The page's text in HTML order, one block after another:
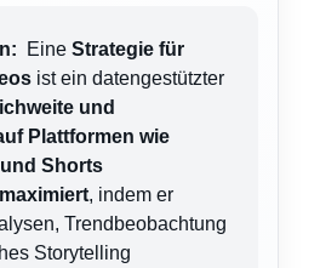
Eine Strategie für
ist ein datengestützter
und
Plattformen wie
Shorts
, indem er
Trendbeobachtung
Storytelling